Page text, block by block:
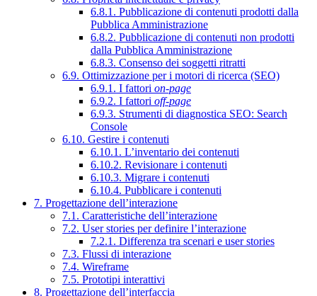
6.8.1. Pubblicazione di contenuti prodotti dalla
Pubblica Amministrazione
6.8.2. Pubblicazione di contenuti non prodotti
dalla Pubblica Amministrazione
6.8.3. Consenso dei soggetti ritratti
6.9. Ottimizzazione per i motori di ricerca (SEO)
6.9.1. I fattori on-page
6.9.2. I fattori off-page
6.9.3. Strumenti di diagnostica SEO: Search
Console
6.10. Gestire i contenuti
6.10.1. L’inventario dei contenuti
6.10.2. Revisionare i contenuti
6.10.3. Migrare i contenuti
6.10.4. Pubblicare i contenuti
7. Progettazione dell’interazione
7.1. Caratteristiche dell’interazione
7.2. User stories per definire l’interazione
7.2.1. Differenza tra scenari e user stories
7.3. Flussi di interazione
7.4. Wireframe
7.5. Prototipi interattivi
8. Progettazione dell’interfaccia